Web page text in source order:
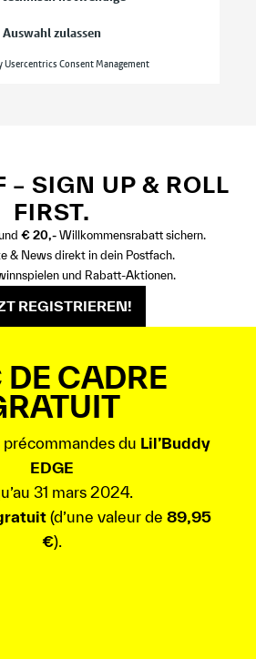
– SIGN UP & ROLL
FIRST.
€ 20,-Willkommensrabatt sichern.
& News direkt in dein Postfach.
und Rabatt-Aktionen.
REGISTRIEREN!
DE CADRE
du Lil’Buddy
EDGE
31 mars 2024.
(d’une valeur de 89,95
€).